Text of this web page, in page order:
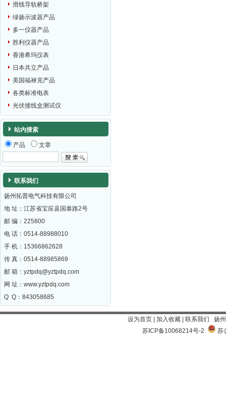
滑线导轨桥架
绿扬示波器产品
多一仪器产品
胜利仪器产品
香港希玛仪表
日本共立产品
美国福禄克产品
各类标准电表
光伏接线盒测试仪
站内搜索
产品 文章
联系我们
扬州拓普电气科技有限公司
地 址：江苏省宝应县国泰路2号
邮 编： 225800
电 话：0514-88988010
手 机：15366862628
传 真：0514-88985869
邮 箱： yztpdq@yztpdq.com
网 址： www.yztpdq.com
Q Q：843058685
设为首页 加入收藏 联系我们 扬
苏ICP备10068214号-2
苏